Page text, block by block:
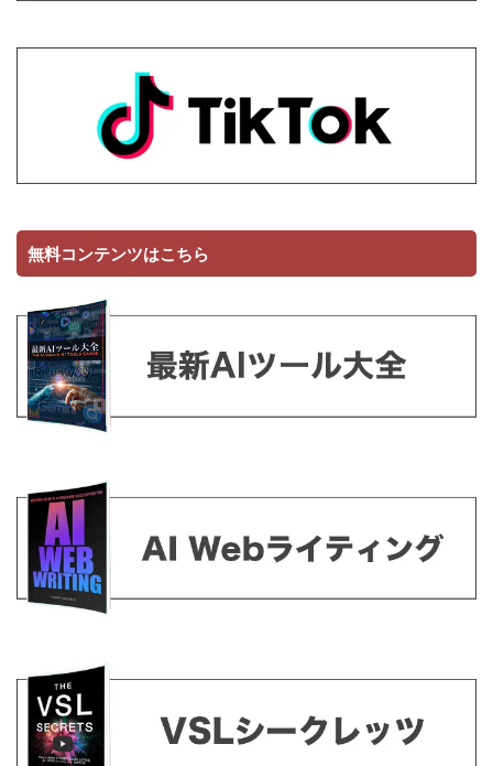
無料コンテンツはこちら